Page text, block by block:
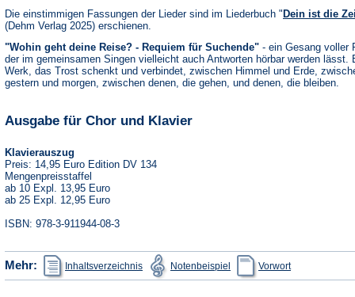
Die einstimmigen Fassungen der Lieder sind im Liederbuch " Dein ist die
(Dehm Verlag 2025) erschienen.
"Wohin geht deine Reise? - Requiem für Suchende" - ein Gesang voller
der im gemeinsamen Singen vielleicht auch Antworten hörbar werden lässt.
Werk, das Trost schenkt und verbindet, zwischen Himmel und Erde,
gestern und morgen, zwischen denen, die gehen, und denen, die bleiben.
Ausgabe für Chor und Klavier
Klavierauszug
Preis: 14,95 Euro Edition DV 134
Mengenpreisstaffel
ab 10 Expl. 13,95 Euro
ab 25 Expl. 12,95 Euro
ISBN: 978-3-911944-08-3
Mehr: Inhaltsverzeichnis
(Öffnet
in
einem
Notenbeispiel
(Öffnet
in
einem
Vorwortin
einem